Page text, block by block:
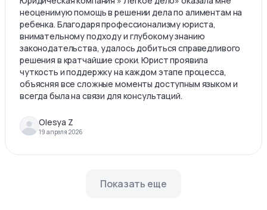
неоценимую помощь в решении дела по алиментам на
ребенка. Благодаря профессионализму юриста,
внимательному подходу и глубокому знанию
законодательства, удалось добиться справедливого
решения в кратчайшие сроки. Юрист проявила
чуткость и поддержку на каждом этапе процесса,
объясняя все сложные моменты доступным языком и
всегда была на связи для консультаций.
Olesya Z
19 апреля 2026
Показать еще